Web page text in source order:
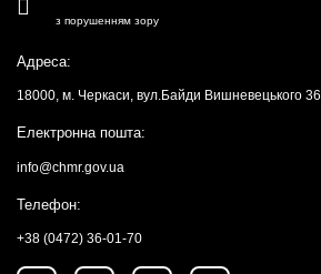
з порушенням зору
Адреса:
18000, м. Черкаси, вул.Байди Вишневецького 36
Електронна пошта:
info@chmr.gov.ua
Телефон:
+38 (0472) 36-01-70